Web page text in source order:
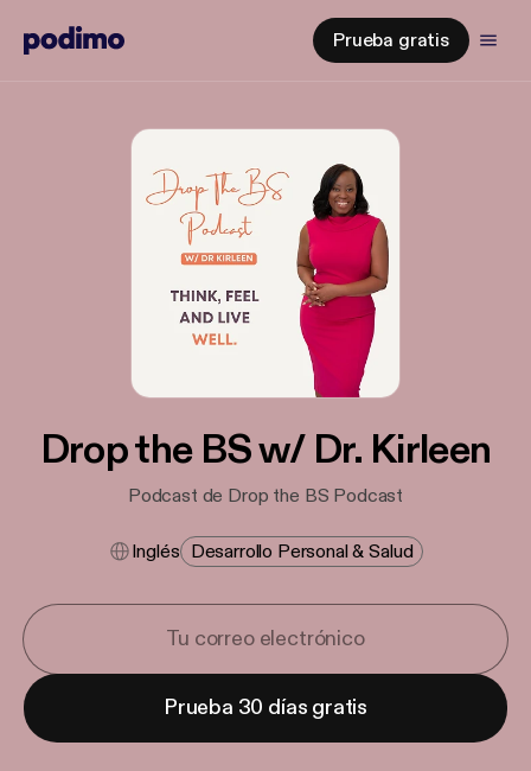
Prueba gratis
Drop the BS w/ Dr. Kirleen
Podcast de Drop the BS Podcast
Inglés Desarrollo Personal & Salud
Prueba 30 días gratis